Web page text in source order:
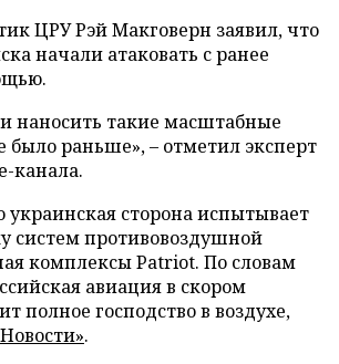
ЦРУ Рэй Макговерн заявил, что
начали атаковать с ранее
наносить такие масштабные
было раньше», – отметил эксперт
канала.
украинская сторона испытывает
систем противовоздушной
комплексы Patriot. По словам
авиация в скором
полное господство в воздухе,
.